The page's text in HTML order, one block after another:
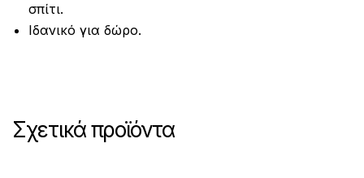
σπίτι.
Ιδανικό για δώρο.
Σχετικά προϊόντα